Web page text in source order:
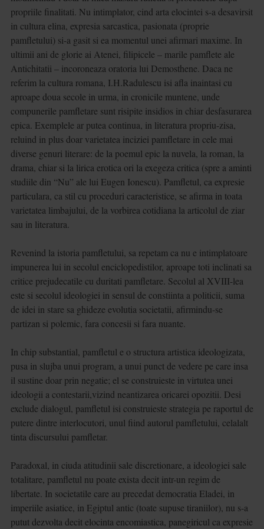
propriile finalitati. Nu intimplator, cind arta elocintei s-a desavirsit
in cultura elina, expresia sarcastica, pasionata (proprie
pamfletului) si-a gasit si ea momentul unei afirmari maxime. In
ultimii ani de glorie ai Atenei, filipicele – marile pamflete ale
Antichitatii – incoroneaza oratoria lui Demosthene. Daca ne
referim la cultura romana, I.H.Radulescu isi afla inaintasi cu
aproape doua secole in urma, in cronicile muntene, unde
compunerile pamfletare sunt risipite insidios in chiar desfasurarea
epica. Exemplele ar putea continua, in literatura propriu-zisa,
reluind in plus doar varietatea inciziei pamfletare in cele mai
diverse genuri literare: de la poemul epic la nuvela, la roman, la
drama, chiar si la lirica erotica ori la exegeza critica (spre a aminti
studiile din “Nu” ale lui Eugen Ionescu). Pamfletul, ca expresie
particulara, ca stil cu proceduri caracteristice, se afirma in toata
varietatea limbajului, de la vorbirea cotidiana la articolul de ziar
sau in literatura.
Revenind la istoria pamfletului, sa repetam ca nu e intimplatoare
impunerea lui in secolul enciclopedistilor, aproape toti inclinati sa
critice prejudecatile cu duritati pamfletare. Secolul al XVIII-lea
este si secolul ideologiei in sensul de constiinta a politicii, suma
de idei in stare sa ghideze evolutia societatii, afirmindu-se
partizan si polemic, fara concesii si fara nuante.
In chip substantial, pamfletul e o structura artistica ideologizata,
pusa in slujba unui program, a unui punct de vedere pe care insa
il sustine doar prin negatie; el se construieste in virtutea unei
ideologii a contestarii,vizind neantizarea oricarei opozitii. Desi
exclude dialogul, pamfletul isi construieste strategia pe raportul de
putere dintre interlocutori, unul fiind autorul pamfletului, celalalt
tinta discursului pamfletar.
Paradoxal, in ciuda atitudinii sale discretionare, a ideologiei sale
totalitare, pamfletul nu poate exista decit intr-un regim de
libertate. In societatile care au precedat democratia Eladei, in
imperiile asiatice, in Egiptul antic (toate supuse tiraniilor), nu s-a
putut dezvolta decit elocinta encomiastica, panegiricul ca expresie